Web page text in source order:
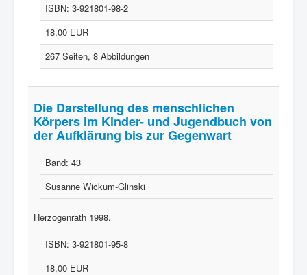
ISBN: 3-921801-98-2
18,00 EUR
267 Seiten, 8 Abbildungen
Die Darstellung des menschlichen
Körpers im Kinder- und Jugendbuch von
der Aufklärung bis zur Gegenwart
Band: 43
Susanne Wickum-Glinski
Herzogenrath 1998.
ISBN: 3-921801-95-8
18,00 EUR